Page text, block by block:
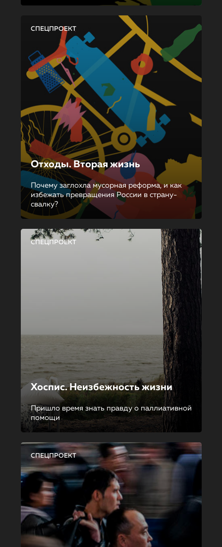
СПЕЦПРОЕКТ
Отходы. Вторая жизнь
Почему заглохла мусорная реформа, и как
избежать превращения России в страну-
свалку?
СПЕЦПРОЕКТ
Хоспис. Неизбежность жизни
Пришло время знать правду о паллиативной
помощи
СПЕЦПРОЕКТ